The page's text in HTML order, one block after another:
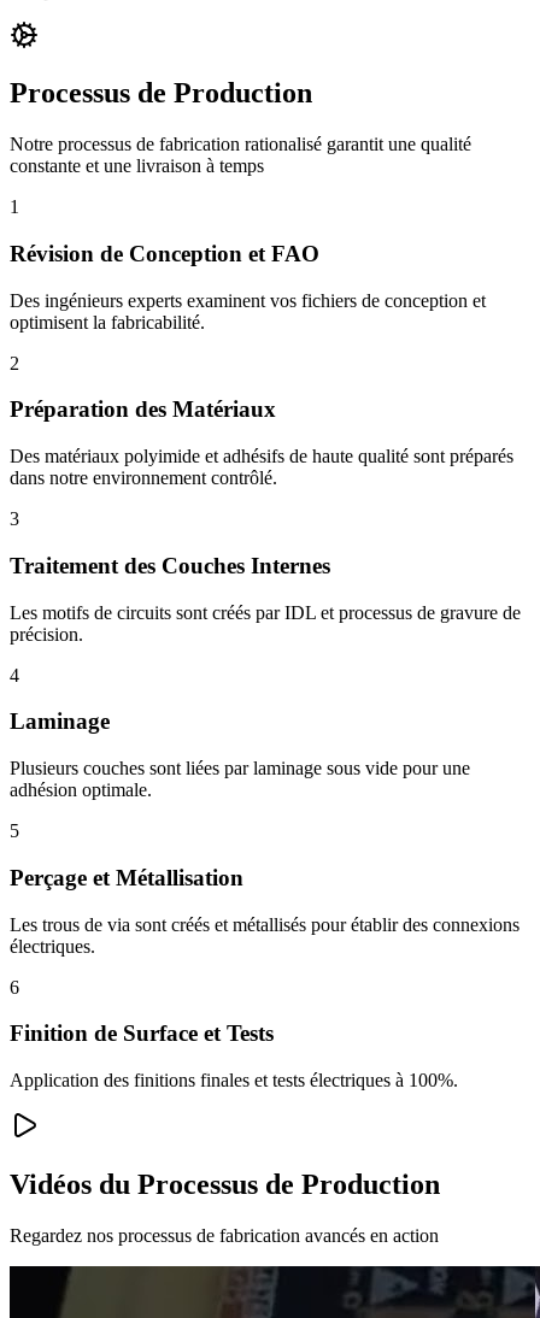
Processus de Production
Notre processus de fabrication rationalisé garantit une qualité
constante et une livraison à temps
1
Révision de Conception et FAO
Des ingénieurs experts examinent vos fichiers de conception et
optimisent la fabricabilité.
2
Préparation des Matériaux
Des matériaux polyimide et adhésifs de haute qualité sont préparés
dans notre environnement contrôlé.
3
Traitement des Couches Internes
Les motifs de circuits sont créés par IDL et processus de gravure de
précision.
4
Laminage
Plusieurs couches sont liées par laminage sous vide pour une
adhésion optimale.
5
Perçage et Métallisation
Les trous de via sont créés et métallisés pour établir des connexions
électriques.
6
Finition de Surface et Tests
Application des finitions finales et tests électriques à 100%.
Vidéos du Processus de Production
Regardez nos processus de fabrication avancés en action